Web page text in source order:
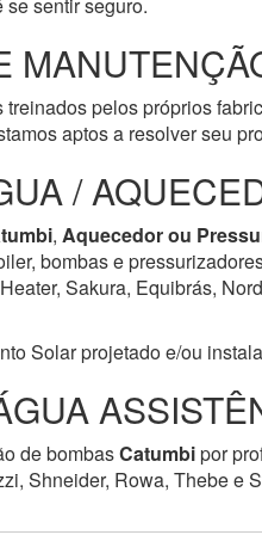
sentir seguro.
pelos próprios
aptos a resolver seu
/
, Aquecedor ou
bombas e
Sakura, Equibrás,
Solar projetado e/ou
de bombasCatumbipor
Shneider, Rowa, Thebe